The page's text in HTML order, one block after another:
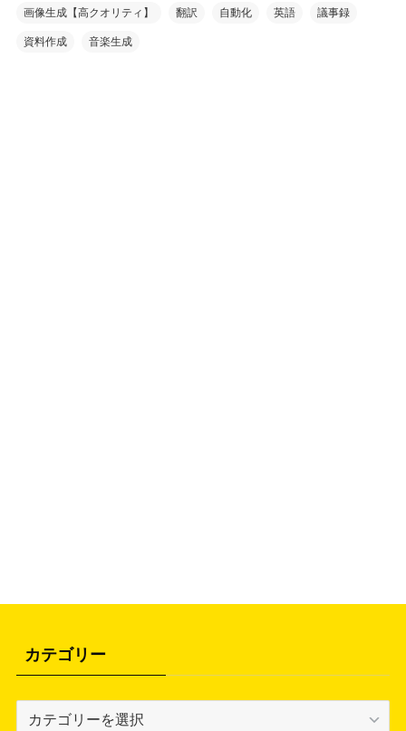
画像生成【高クオリティ】 翻訳 自動化 英語 議事録
資料作成 音楽生成
カテゴリー